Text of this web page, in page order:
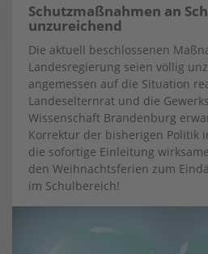
Schutzmaßnahmen an
unzureichend
Die aktuell beschlossenen
Landesregierung seien völlig
angemessen auf die Situation
Landeselternrat und die
Wissenschaft Brandenburg
Korrektur der bisherigen Politik
die sofortige Einleitung
den Weihnachtsferien zum
im Schulbereich!